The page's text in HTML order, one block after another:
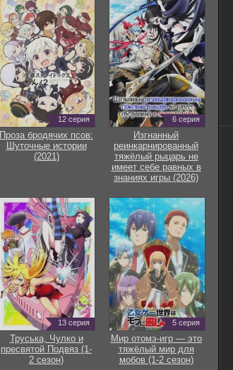
12 серия
Проза бродячих псов:
Шуточные истории
(2021)
6 серия
Изгнанный
реинкарнированный
тяжёлый рыцарь не
имеет себе равных в
знаниях игры (2026)
13 серия
Труська, Чулко и
пресвятой Подвяз (1-
2 сезон)
5 серия
Мир отомэ-игр — это
тяжёлый мир для
мобов (1-2 сезон)